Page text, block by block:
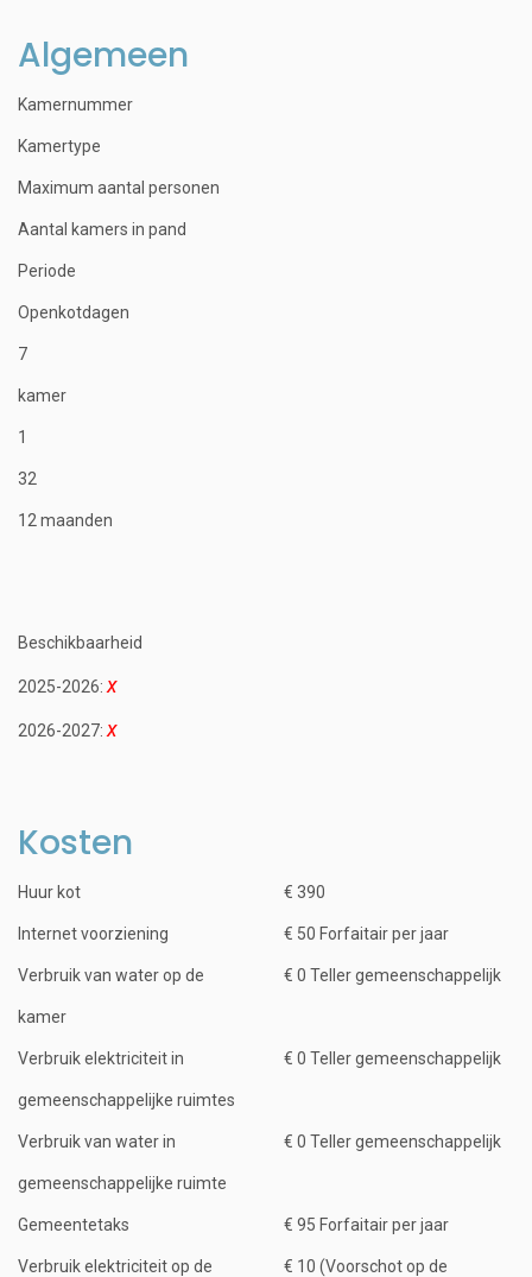
Algemeen
Kamernummer
Kamertype
Maximum aantal personen
Aantal kamers in pand
Periode
Openkotdagen
7
kamer
1
32
12 maanden
Beschikbaarheid
2025-2026:
2026-2027:
Kosten
Huur kot € 390
Internet voorziening € 50 Forfaitair per jaar
Verbruik van water op de
kamer
€ 0 Teller gemeenschappelijk
Verbruik elektriciteit in
gemeenschappelijke ruimtes
€ 0 Teller gemeenschappelijk
Verbruik van water in
gemeenschappelijke ruimte
€ 0 Teller gemeenschappelijk
Gemeentetaks € 95 Forfaitair per jaar
Verbruik elektriciteit op de € 10 (Voorschot op de